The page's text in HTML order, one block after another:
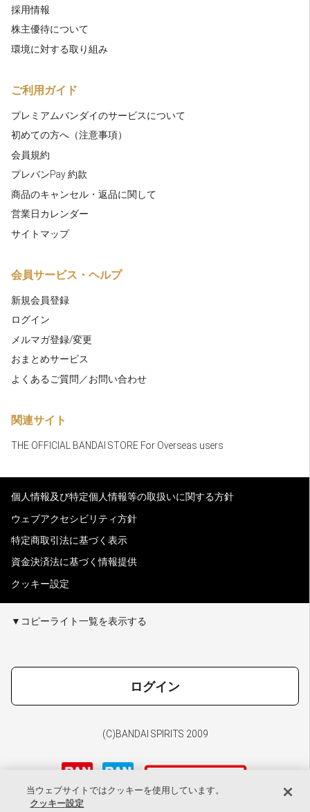
採用情報
株主優待について
環境に対する取り組み
ご利用ガイド
プレミアムバンダイのサービスについて
初めての方へ（注意事項）
会員規約
プレバンPay 約款
商品のキャンセル・返品に関して
営業日カレンダー
サイトマップ
会員サービス・ヘルプ
新規会員登録
ログイン
メルマガ登録/変更
おまとめサービス
よくあるご質問／お問い合わせ
関連サイト
THE OFFICIAL BANDAI STORE For Overseas users
個人情報及び特定個人情報等の取扱いに関する方針
ウェブアクセシビリティ方針
特定商取引法に基づく表示
資金決済法に基づく情報提供
クッキー設定
▼コピーライト一覧を表示する
ログイン
(C)BANDAI SPIRITS 2009
当ウェブサイトではクッキーを使用しています。
クッキー設定